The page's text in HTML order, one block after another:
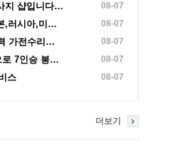
지 샵입니다… 08-07
,러시아,미… 08-07
가전수리… 08-07
로 7인승 봉… 08-07
스 08-07
더보기